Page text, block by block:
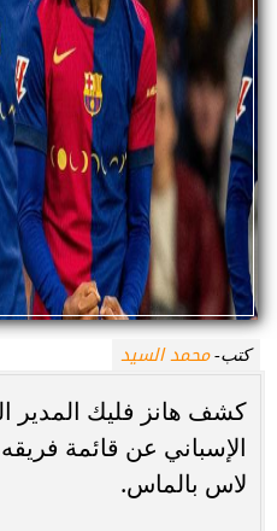
كتب-محمد السيد
كشف هانز فليك المدير
الإسباني عن قائمة
لاس بالماس.